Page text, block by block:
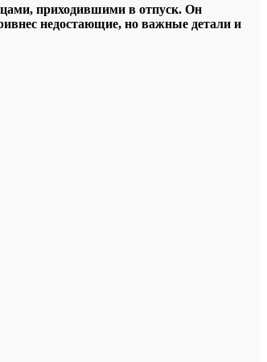
приходившими в отпуск. Он
недостающие, но важные детали и